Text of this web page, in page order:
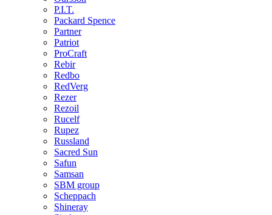
P.I.T.
Packard Spence
Partner
Patriot
ProCraft
Rebir
Redbo
RedVerg
Rezer
Rezoil
Rucelf
Rupez
Russland
Sacred Sun
Safun
Samsan
SBM group
Scheppach
Shineray